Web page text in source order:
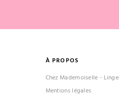
À PROPOS
Chez Mademoiselle -
Mentions légales